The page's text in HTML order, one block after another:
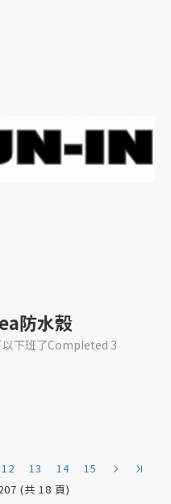
防水殼
以下班了Completed 3
12 13 14
15
(共 18 頁)